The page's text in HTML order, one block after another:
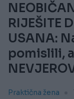
RIJEŠITE
USANA:
pomislili,
Praktična žena